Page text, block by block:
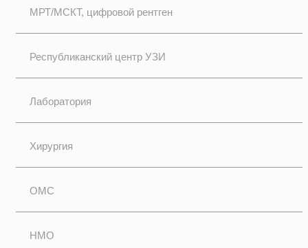
МРТ/МСКТ, цифровой рентген
Республиканский центр УЗИ
Лаборатория
Хирургия
ОМС
НМО